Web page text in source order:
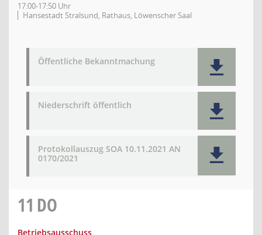
17:00-17:50 Uhr
Hansestadt Stralsund, Rathaus, Löwenscher Saal
Öffentliche Bekanntmachung
Niederschrift öffentlich
Protokollauszug SOA 10.11.2021 AN
0170/2021
11 DO
Betriebsausschuss